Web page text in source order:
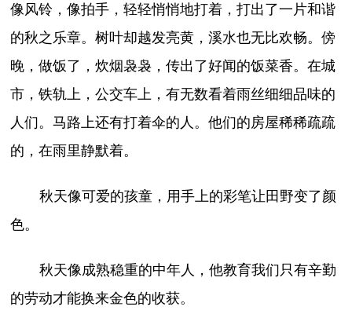
像风铃，像拍手，轻轻悄悄地打着，打出了一片和谐
的秋之乐章。树叶却越发亮黄，溪水也无比欢畅。傍
晚，做饭了，炊烟袅袅，传出了好闻的饭菜香。在城
市，铁轨上，公交车上，有无数看着雨丝细细品味的
人们。马路上还有打着伞的人。他们的房屋稀稀疏疏
的，在雨里静默着。
秋天像可爱的孩童，用手上的彩笔让田野变了颜
色。
秋天像成熟稳重的中年人，他教育我们只有辛勤
的劳动才能换来金色的收获。